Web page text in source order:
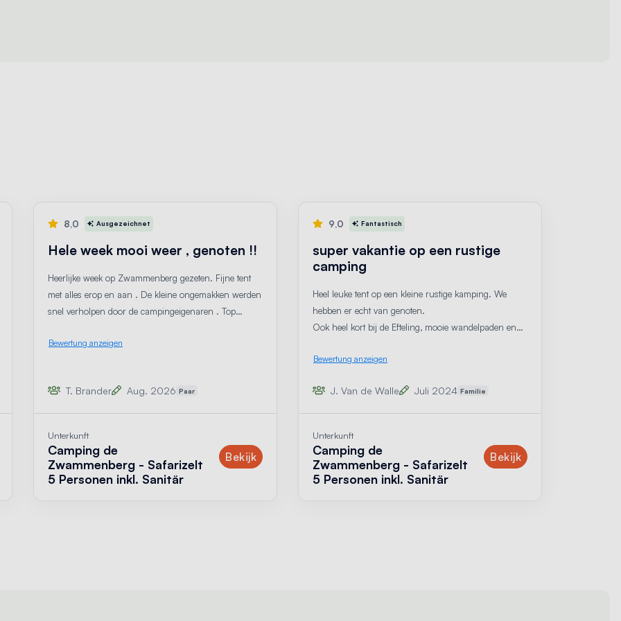
8,0 Ausgezeichnet
Hele week mooi weer , genoten !!
Heerlijke week op Zwammenberg gezeten. Fijne tent
met alles erop en aan . De kleine ongemakken werden
snel verholpen door de campingeigenaren . Top
Bewertung anzeigen
T. Brander Aug. 2026 Paar
Camping de
Zwammenberg - Safarizelt
5 Personen inkl. Sanitär
Unterkunft
BekijkUnterkunft
9,0 Fantastisch
super vakantie op een rustige
camping
Heel leuke tent op een kleine rustige kamping. We
hebben er echt van genoten.
Ook heel kort bij de Efteling, mooie wandelpaden en
Bewertung anzeigen
J. Van de Walle Juli 2024 Familie
Camping de
Zwammenberg - Safarizelt
5 Personen inkl. Sanitär
Unterkunft
BekijkUnterkunft